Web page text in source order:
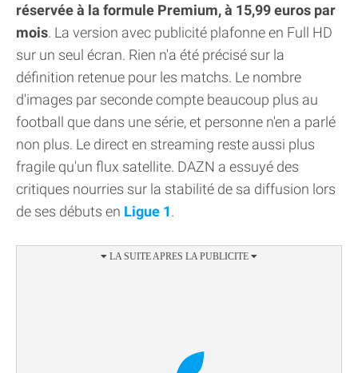
réservée à la formule Premium, à 15,99 euros par
mois. La version avec publicité plafonne en Full HD
sur un seul écran. Rien n'a été précisé sur la
définition retenue pour les matchs. Le nombre
d'images par seconde compte beaucoup plus au
football que dans une série, et personne n'en a parlé
non plus. Le direct en streaming reste aussi plus
fragile qu'un flux satellite. DAZN a essuyé des
critiques nourries sur la stabilité de sa diffusion lors
de ses débuts en Ligue 1.